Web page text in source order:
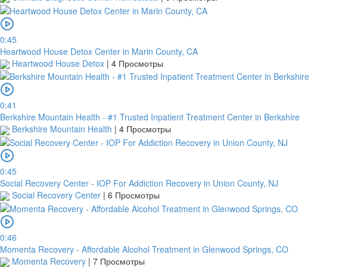
0:45
Heartwood House Detox Center in Marin County, CA
Heartwood House Detox | 4 Просмотры
0:41
Berkshire Mountain Health - #1 Trusted Inpatient Treatment Center in Berkshire
Berkshire Mountain Health | 4 Просмотры
0:45
Social Recovery Center - IOP For Addiction Recovery in Union County, NJ
Social Recovery Center | 6 Просмотры
0:46
Momenta Recovery - Affordable Alcohol Treatment in Glenwood Springs, CO
Momenta Recovery | 7 Просмотры